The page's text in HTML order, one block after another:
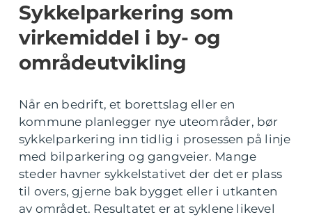
Sykkelparkering som
virkemiddel i by- og
områdeutvikling
Når en bedrift, et borettslag eller en
kommune planlegger nye uteområder, bør
sykkelparkering inn tidlig i prosessen på linje
med bilparkering og gangveier. Mange
steder havner sykkelstativet der det er plass
til overs, gjerne bak bygget eller i utkanten
av området. Resultatet er at syklene likevel